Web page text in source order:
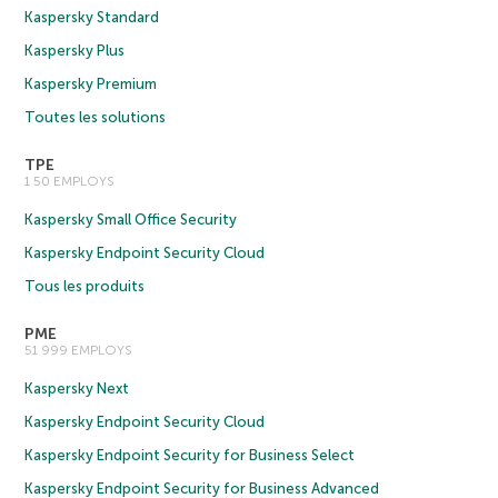
Kaspersky Standard
Kaspersky Plus
Kaspersky Premium
Toutes les solutions
TPE
1 50 EMPLOYS
Kaspersky Small Office Security
Kaspersky Endpoint Security Cloud
Tous les produits
PME
51 999 EMPLOYS
Kaspersky Next
Kaspersky Endpoint Security Cloud
Kaspersky Endpoint Security for Business Select
Kaspersky Endpoint Security for Business Advanced